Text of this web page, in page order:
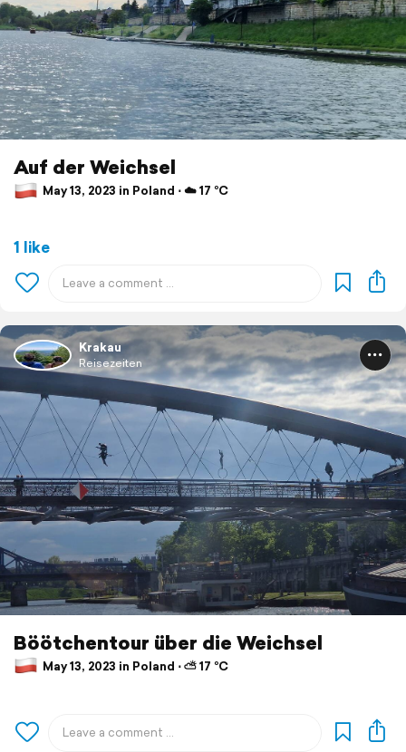
Auf der Weichsel
May 13, 2023 in Poland ⋅ ☁️ 17 °C
1 like
Krakau
Reisezeiten
Böötchentour über die Weichsel
May 13, 2023 in Poland ⋅ ⛅ 17 °C